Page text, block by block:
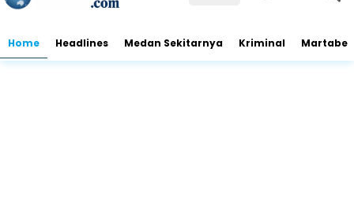
Home Headlines Medan Sekitarnya Kriminal Martabe